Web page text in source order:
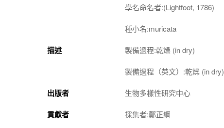
學名命名者:(Lightfoot, 1786)
種小名:muricata
描述 製備過程:乾燥 (in dry)
製備過程（英文）:乾燥 (in dry)
出版者 生物多樣性研究中心
貢獻者 採集者:鄭正綱